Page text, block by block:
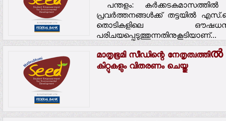
പന്തളം:
പ്രവര്‍ത്തനങ്ങള്‍ക്ക് തട്ടയില്‍
തൊടികളിലെ
പരിചയപ്പെടുത്തുന്നതിനുകൂടിയാണ്...
മാതൃഭൂമി സീഡിന്റെ
കിറ്റുകളും വിതരണം ചെയ്തു